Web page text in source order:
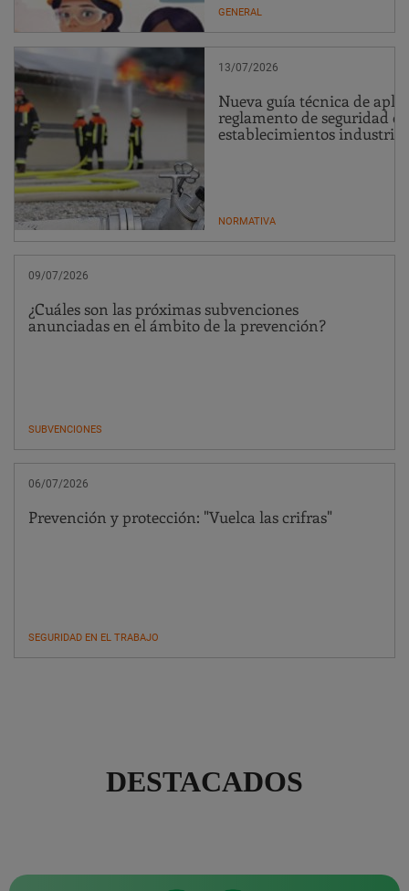
GENERAL
13/07/2026
Nueva guía técnica de
reglamento de seguridad
establecimientos
NORMATIVA
09/07/2026
¿Cuáles son las próximas subvenciones
anunciadas en el ámbito de la prevención?
SUBVENCIONES
06/07/2026
Prevención y protección: "Vuelca las crifras"
SEGURIDAD EN EL TRABAJO
DESTACADOS